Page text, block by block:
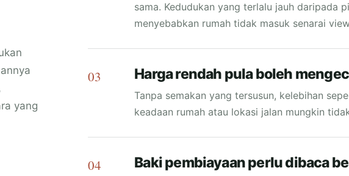
yang
sama. Kedudukan yang terlalu jauh daripada
menyebabkan rumah tidak masuk senarai
03 Harga rendah pula boleh
Tanpa semakan yang tersusun, kelebihan
keadaan rumah atau lokasi jalan mungkin
04 Baki pembiayaan perlu dibaca